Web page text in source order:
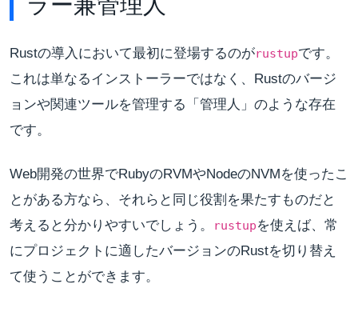
Rustの導入において最初に登場するのがrustupです。
これは単なるインストーラーではなく、Rustのバージ
ョンや関連ツールを管理する「管理人」のような存在
です。
Web開発の世界でRubyのRVMやNodeのNVMを使ったこ
とがある方なら、それらと同じ役割を果たすものだと
考えると分かりやすいでしょう。
rustupを使えば、常
にプロジェクトに適したバージョンのRustを切り替え
て使うことができます。